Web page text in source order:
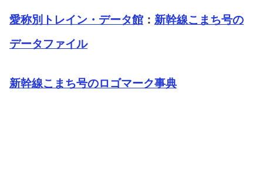
愛称別トレイン・データ館 ： 新幹線こまち号の
データファイル
新幹線こまち号のロゴマーク事典